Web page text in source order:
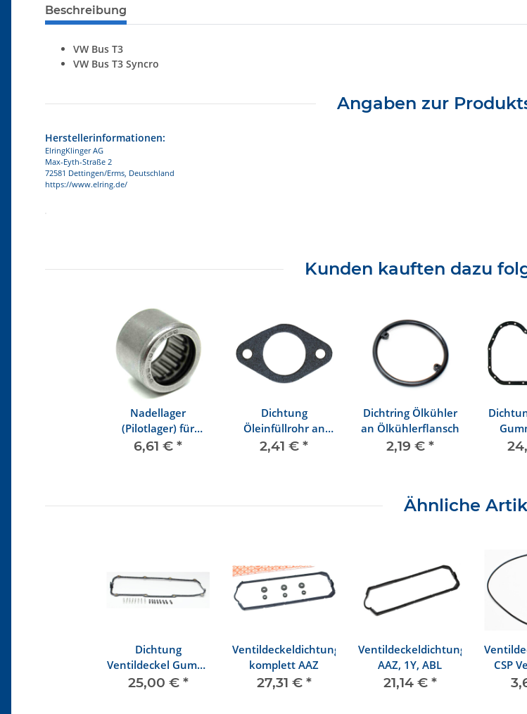
Beschreibung
VW Bus T3
VW Bus T3 Syncro
Angaben zur
Herstellerinformationen:
ElringKlinger AG
Max-Eyth-Straße 2
72581 Dettingen/Erms, Deutschland
https://www.elring.de/
Kunden kauften dazu
Nadellager
(Pilotlager) für
Kurbelwelle
6,61 € *
Dichtung
Öleinfüllrohr an
Ölwanne
2,41 € *
Dichtring Ölkühler
an Ölkühlerflansch
2,19 € *
Ähnliche
Dichtung
Ventildeckel Gummi
- Metall
25,00 € *
Ventildeckeldichtung
komplett AAZ
27,31 € *
Ventildeckeldichtung
AAZ, 1Y, ABL
21,14 € *
CSP